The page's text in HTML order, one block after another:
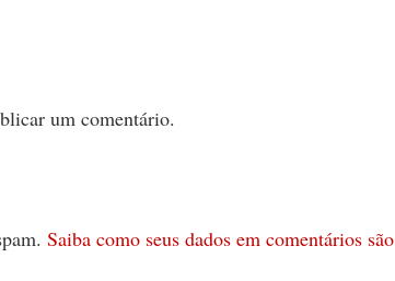
um comentário.
Saiba como seus dados em comentários são